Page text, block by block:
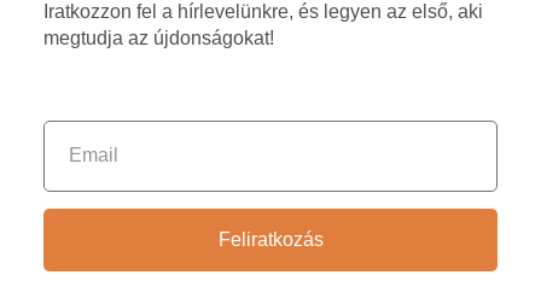
Iratkozzon fel a hírlevelünkre, és legyen az első, aki
megtudja az újdonságokat!
Feliratkozás